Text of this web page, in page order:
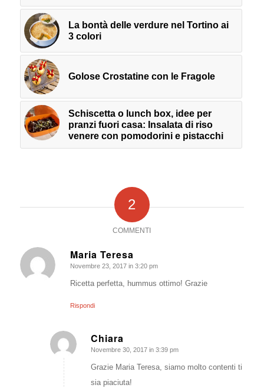
La bontà delle verdure nel Tortino ai
3 colori
Golose Crostatine con le Fragole
Schiscetta o lunch box, idee per
pranzi fuori casa: Insalata di riso
venere con pomodorini e pistacchi
2
COMMENTI
Maria Teresa
dice:
Novembre 23, 2017 in 3:20 pm
Ricetta perfetta, hummus ottimo! Grazie
Rispondi
Chiara
dice:
Novembre 30, 2017 in 3:39 pm
Grazie Maria Teresa, siamo molto contenti ti
sia piaciuta!